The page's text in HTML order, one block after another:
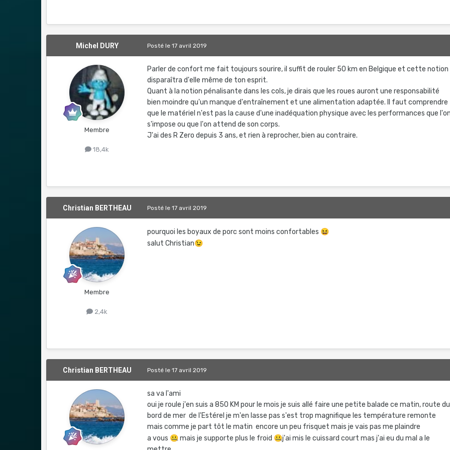
Michel DURY
Membre
18,4k
Postéle 17 avril 2019
Parler de confort me fait toujours sourire, il suffit de rouler 50 km en Belgique et cette notion
disparaîtra d'elle même de ton esprit.
Quant à la notion pénalisante dans les cols, je dirais que les roues auront une responsabilité
bien moindre qu'un manque d'entraînement et une alimentation adaptée. Il faut comprendre
que le matériel n'est pas la cause d'une inadéquation physique avec les performances que
s'impose ou que l'on attend de son corps.
J'ai des R Zero depuis 3 ans, et rien à reprocher, bien au contraire.
Christian BERTHEAU
Membre
2,4k
Postéle 17 avril 2019
pourquoi les boyaux de porc sont moins confortables 😆
salut Christian😉
Christian BERTHEAU Postéle 17 avril 2019
sa va l'ami
oui je roule j'en suis a 850 KM pour le mois je suis allé faire une petite balade ce matin, route du
bord de mer de l'Estérel je m'en lasse pas s'est trop magnifique les température remonte
mais comme je part tôt le matin encore un peu frisquet mais je vais pas me plaindre
a vous 🤐mais je supporte plus le froid 🤐j'ai mis le cuissard court mas j'ai eu du mal a le